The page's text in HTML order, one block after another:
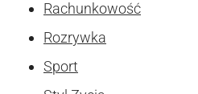
Rachunkowość
Rozrywka
Sport